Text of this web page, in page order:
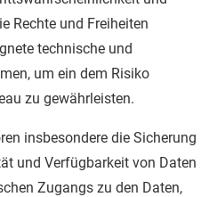
Rechte und Freiheiten
technische und
um ein dem Risiko
zu gewährleisten.
insbesondere die Sicherung
und Verfügbarkeit von Daten
Zugangs zu den Daten,